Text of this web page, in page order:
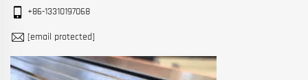
+86-13310197068
[email protected]